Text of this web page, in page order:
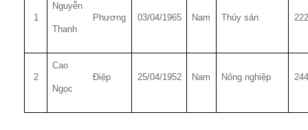
1
Nguyễn
Thanh
Phương 03/04/1965 Nam Thủy sản 222
2
Cao
Ngọc
Điệp 25/04/1952 Nam Nông nghiệp 244